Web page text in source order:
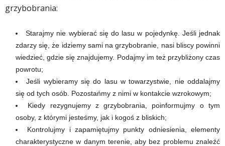
grzybobrania:
Starajmy nie wybierać się do lasu w pojedynkę. Jeśli jednak
zdarzy się, że idziemy sami na grzybobranie, nasi bliscy powinni
wiedzieć, gdzie się znajdujemy. Podajmy im też przybliżony czas
powrotu;
Jeśli wybieramy się do lasu w towarzystwie, nie oddalajmy
się od tych osób. Pozostańmy z nimi w kontakcie wzrokowym;
Kiedy rezygnujemy z grzybobrania, poinformujmy o tym
osoby, z którymi jesteśmy, jak i kogoś z bliskich;
Kontrolujmy i zapamiętujmy punkty odniesienia, elementy
charakterystyczne w danym terenie, aby bez problemu znaleźć